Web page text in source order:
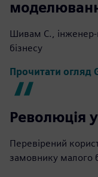
Шивам С.,
бізнесу
Прочитати огляд
Революція
Перевірений
замовнику малого